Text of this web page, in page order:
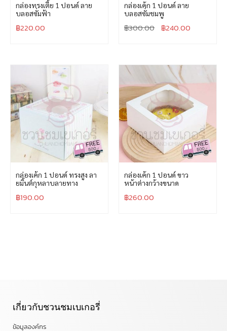
กล่องทรงเตี้ย 1 ปอนด์ ลาย
บลอสซั่มฟ้า
฿220.00
กล่องเค้ก 1 ปอนด์ ลาย
บลอสซั่มชมพู
฿300.00 ฿240.00
กล่องเค้ก 1 ปอนด์ ทรงสูง ลา
ยมิ้นต์กุหลาบลายทาง
฿190.00
กล่องเค้ก 1 ปอนด์ ขาว
หน้าต่างกว้างขนาด
฿260.00
เกี่ยวกับชวนชมเบเกอรี่
ข้อมูลองค์กร